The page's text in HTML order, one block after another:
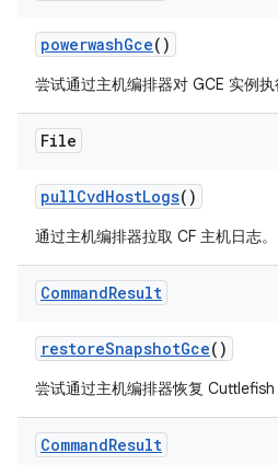
powerwashGce()
尝试通过主机编排器对 GCE 实例执
File
pullCvdHostLogs()
通过主机编排器拉取 CF 主机日志。
CommandResult
restoreSnapshotGce()
尝试通过主机编排器恢复 Cuttlefish
CommandResult